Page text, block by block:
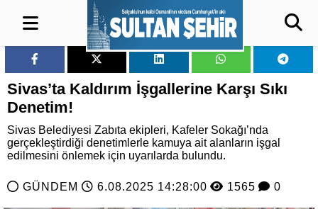
Sivas’ta Kaldırım İşgallerine Karşı Sıkı
Denetim!
Sivas Belediyesi Zabıta ekipleri, Kafeler Sokağı’nda
gerçekleştirdiği denetimlerle kamuya ait alanların işgal
edilmesini önlemek için uyarılarda bulundu.
GÜNDEM 6.08.2025 14:28:00 1565 0